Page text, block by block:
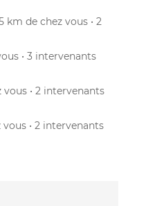
km de chez vous • 2
• 3 intervenants
vous • 2 intervenants
vous • 2 intervenants